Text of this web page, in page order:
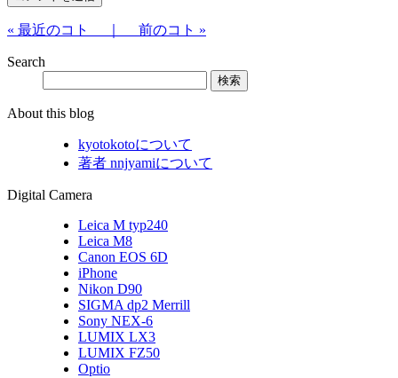
« 最近のコト ｜ 前のコト »
Search
About this blog
kyotokotoについて
著者 nnjyamiについて
Digital Camera
Leica M typ240
Leica M8
Canon EOS 6D
iPhone
Nikon D90
SIGMA dp2 Merrill
Sony NEX-6
LUMIX LX3
LUMIX FZ50
Optio